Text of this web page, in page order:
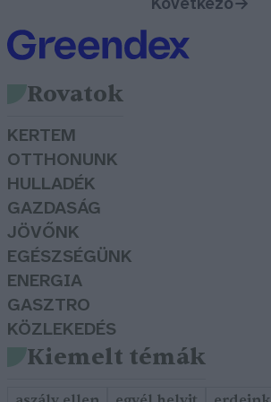
Következő→
Rovatok
KERTEM
OTTHONUNK
HULLADÉK
GAZDASÁG
JÖVŐNK
EGÉSZSÉGÜNK
ENERGIA
GASZTRO
KÖZLEKEDÉS
Kiemelt témák